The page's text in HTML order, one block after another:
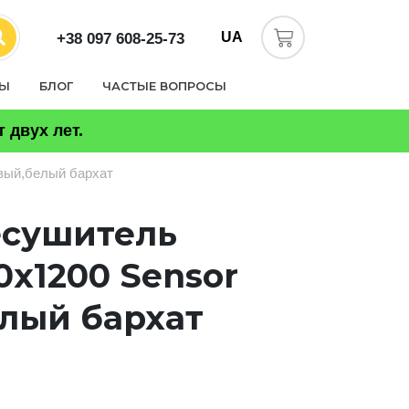
+38 097 608-25-73 UA
БЛОГ ЧАСТЫЕ ВОПРОСЫ
двух лет.
бархат
Sensor
бархат